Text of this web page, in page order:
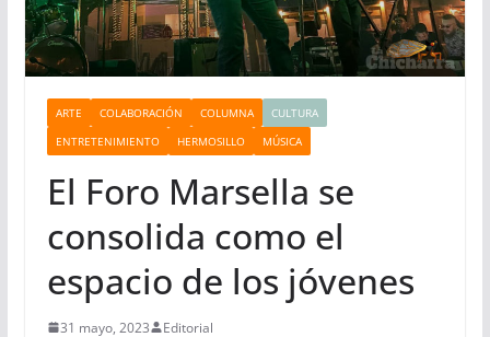
ARTE COLABORACIÓN COLUMNA
CULTURA
ENTRETENIMIENTO
HERMOSILLO MÚSICA
El Foro Marsella se
consolida como el
espacio de los jóvenes
31 mayo, 2023 Editorial